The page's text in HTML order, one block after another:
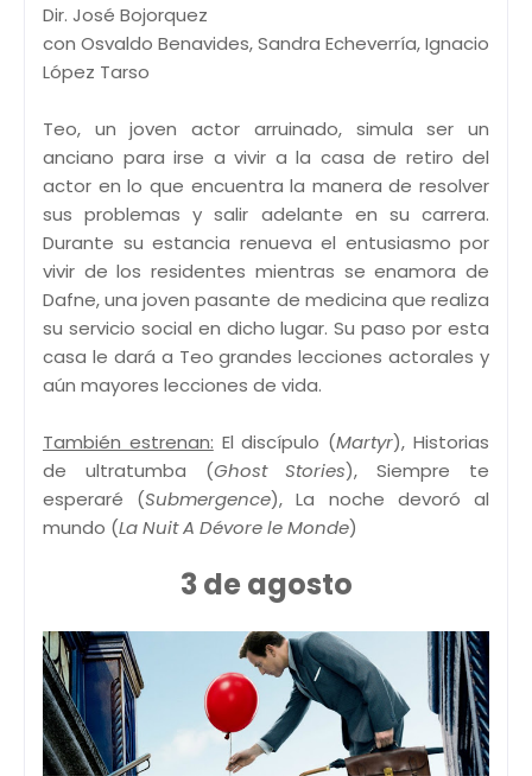
Dir. José Bojorquez
con Osvaldo Benavides, Sandra Echeverría, Ignacio
López Tarso
Teo, un joven actor arruinado, simula ser un
anciano para irse a vivir a la casa de retiro del
actor en lo que encuentra la manera de resolver
sus problemas y salir adelante en su carrera.
Durante su estancia renueva el entusiasmo por
vivir de los residentes mientras se enamora de
Dafne, una joven pasante de medicina que realiza
su servicio social en dicho lugar. Su paso por esta
casa le dará a Teo grandes lecciones actorales y
aún mayores lecciones de vida.
También estrenan: El discípulo (Martyr), Historias
de ultratumba (Ghost Stories), Siempre te
esperaré (Submergence), La noche devoró al
mundo (La Nuit A Dévore le Monde)
3 de agosto